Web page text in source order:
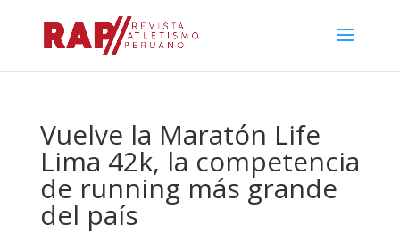
Vuelve la Maratón Life
Lima 42k, la competencia
de running más grande
del país